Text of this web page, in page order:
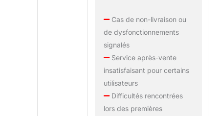
Cas de non-livraison ou
de dysfonctionnements
signalés
Service après-vente
insatisfaisant pour certains
utilisateurs
Difficultés rencontrées
lors des premières